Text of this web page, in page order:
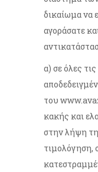
δικαίωμα να
αγοράσατε
α) σε όλες
του
κακής και
στην λήψη
τιμολόγηση,